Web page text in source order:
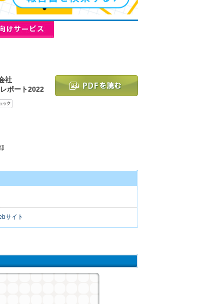
社
ポート2022
サイト